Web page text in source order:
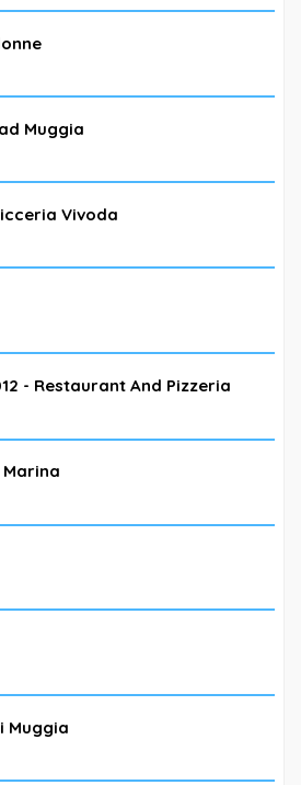
Muggia
Vivoda
- Restaurant And Pizzeria
Muggia